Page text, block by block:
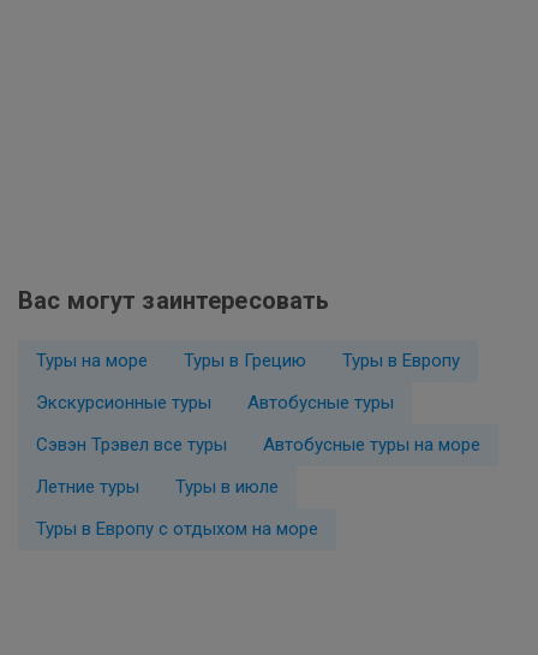
Вас могут заинтересовать
Туры на море Туры в Грецию
Туры в Европу
Экскурсионные туры
Автобусные туры
Сэвэн Трэвел все туры
Автобусные туры на море
Летние туры
Туры в июле
Туры в Европу с отдыхом на море